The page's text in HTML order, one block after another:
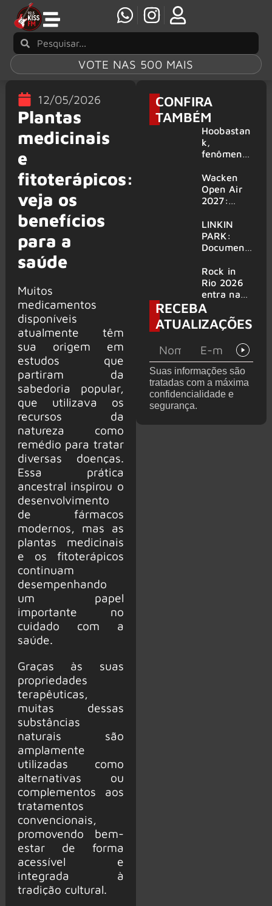
VOTE NAS 500 MAIS
12/05/2026
Plantas
medicinais
e
fitoterápicos:
veja os
benefícios
para a
saúde
Muitos
medicamentos
disponíveis
atualmente têm
sua origem em
estudos que
partiram da
sabedoria popular,
que utilizava os
recursos da
natureza como
remédio para tratar
diversas doenças.
Essa prática
ancestral inspirou o
desenvolvimento
de fármacos
modernos, mas as
plantas medicinais
e os fitoterápicos
continuam
desempenhando
um papel
importante no
cuidado com a
saúde.
Graças às suas
propriedades
terapêuticas,
muitas dessas
substâncias
naturais são
amplamente
utilizadas como
alternativas ou
complementos aos
tratamentos
convencionais,
promovendo bem-
estar de forma
acessível e
integrada à
tradição cultural.
CONFIRA
TAMBÉM
Hoobastan
k,
fenômeno
rock anos
2000,
volta ao
6 shows
Wacken
Open Air
2027:
amplia
line-up e
já
mais de 50
bandas
LINKIN
PARK:
Document
‘Unshatter’
e álbum ao
vivo são
anunciados
Rock in
Rio 2026
entra na
reta final
com
Cidade do
montagem
acelerada
e line-up
completo
confirmad
RECEBA
ATUALIZAÇÕES
Suas informações são
tratadas com a máxima
confidencialidade e
segurança.